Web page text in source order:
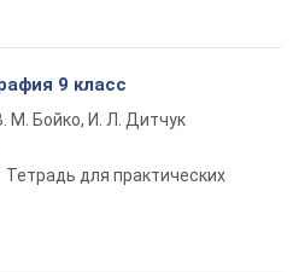
9 класс
М. Бойко, И. Л. Дитчук
Тетрадь для практических